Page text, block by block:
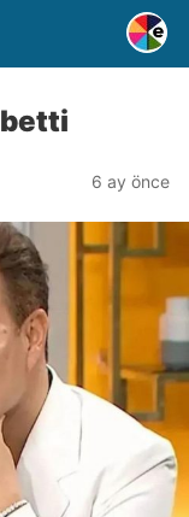
6 ay önce